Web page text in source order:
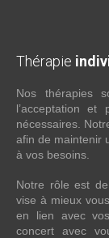
Thérapie
Nos thérapies
l’acceptation et
nécessaires.
afin de maintenir
à vos besoins.
Notre rôle est
vise à mieux
en lien avec
concert avec